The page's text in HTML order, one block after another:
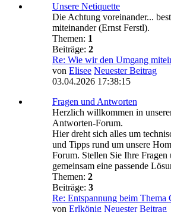
Unsere Netiquette
Die Achtung voreinander...
miteinander (Ernst Ferstl).
Themen: 1
Beiträge: 2
Re: Wie wir den Umgang
von Elisee Neuester Beitrag
03.04.2026 17:38:15
Fragen und Antworten
Herzlich willkommen in
Antworten-Forum.
Hier dreht sich alles um
und Tipps rund um unsere
Forum. Stellen Sie Ihre
gemeinsam eine passende
Themen: 2
Beiträge: 3
Re: Entspannung beim
von Erlkönig Neuester Beitrag